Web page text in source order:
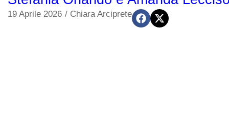
19 Aprile 2026 / Chiara Arciprete